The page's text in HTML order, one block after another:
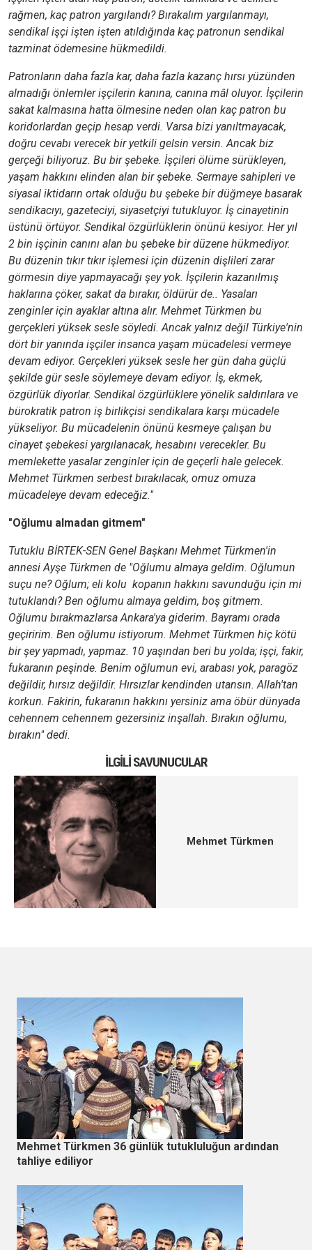
rağmen, kaç patron yargılandı? Bırakalım yargılanmayı,
sendikal işçi işten işten atıldığında kaç patronun sendikal
tazminat ödemesine hükmedildi.
Patronların daha fazla kar, daha fazla kazanç hırsı yüzünden
almadığı önlemler işçilerin kanına, canına mâl oluyor. İşçilerin
sakat kalmasına hatta ölmesine neden olan kaç patron bu
koridorlardan geçip hesap verdi. Varsa bizi yanıltmayacak,
doğru cevabı verecek bir yetkili gelsin versin. Ancak biz
gerçeği biliyoruz. Bu bir şebeke. İşçileri ölüme sürükleyen,
yaşam hakkını elinden alan bir şebeke. Sermaye sahipleri ve
siyasal iktidarın ortak olduğu bu şebeke bir düğmeye basarak
sendikacıyı, gazeteciyi, siyasetçiyi tutukluyor. İş cinayetinin
üstünü örtüyor. Sendikal özgürlüklerin önünü kesiyor. Her yıl
2 bin işçinin canını alan bu şebeke bir düzene hükmediyor.
Bu düzenin tıkır tıkır işlemesi için düzenin dişlileri zarar
görmesin diye yapmayacağı şey yok. İşçilerin kazanılmış
haklarına çöker, sakat da bırakır, öldürür de.. Yasaları
zenginler için ayaklar altına alır. Mehmet Türkmen bu
gerçekleri yüksek sesle söyledi. Ancak yalnız değil Türkiye'nin
dört bir yanında işçiler insanca yaşam mücadelesi vermeye
devam ediyor. Gerçekleri yüksek sesle her gün daha güçlü
şekilde gür sesle söylemeye devam ediyor. İş, ekmek,
özgürlük diyorlar. Sendikal özgürlüklere yönelik saldırılara ve
bürokratik patron iş birlikçisi sendikalara karşı mücadele
yükseliyor. Bu mücadelenin önünü kesmeye çalışan bu
cinayet şebekesi yargılanacak, hesabını verecekler. Bu
memlekette yasalar zenginler için de geçerli hale gelecek.
Mehmet Türkmen serbest bırakılacak, omuz omuza
mücadeleye devam edeceğiz."
"Oğlumu almadan gitmem"
Tutuklu BİRTEK-SEN Genel Başkanı Mehmet Türkmen'in
annesi Ayşe Türkmen de "Oğlumu almaya geldim. Oğlumun
suçu ne? Oğlum; eli kolu kopanın hakkını savunduğu için mi
tutuklandı? Ben oğlumu almaya geldim, boş gitmem.
Oğlumu bırakmazlarsa Ankara'ya giderim. Bayramı orada
geçiririm. Ben oğlumu istiyorum. Mehmet Türkmen hiç kötü
bir şey yapmadı, yapmaz. 10 yaşından beri bu yolda; işçi, fakir,
fukaranın peşinde. Benim oğlumun evi, arabası yok, paragöz
değildir, hırsız değildir. Hırsızlar kendinden utansın. Allah'tan
korkun. Fakirin, fukaranın hakkını yersiniz ama öbür dünyada
cehennem cehennem gezersiniz inşallah. Bırakın oğlumu,
bırakın" dedi.
İLGILI SAVUNUCULAR
Mehmet Türkmen
Mehmet Türkmen 36 günlük tutukluluğun ardından
tahliye ediliyor